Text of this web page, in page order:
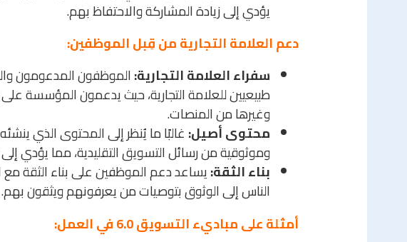
يؤدي إلى زيادة المشاركة والاحتفاظ بهم.
دعم العلامة التجارية من قِبل الموظفين:
سفراء العلامة التجارية: الموظفون المدعومون
طبيعيين للعلامة التجارية، حيث يدعمون المؤسسة
وغيرها من المنصات.
محتوى أصيل: غالبًا ما يُنظر إلى المحتوى الذي
وموثوقية من رسائل التسويق التقليدية، مما يؤدي
بناء الثقة:يساعد دعم الموظفين على بناء الثقة مع
الناس إلى الوثوق بتوصيات من يعرفونهم ويثقون بهم.
أمثلة على مباديء التسويق 6.0 في العمل: